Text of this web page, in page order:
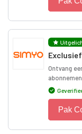
Ontvang
Pak